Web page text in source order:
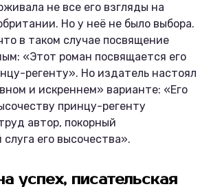
не все его взгляды на
Но у неё не было выбора.
в таком случае посвящение
«Этот роман посвящается его
регенту». Но издатель настоял
и искреннем» варианте: «Его
принцу-регенту
автор, покорный
его высочества».
успех, писательская